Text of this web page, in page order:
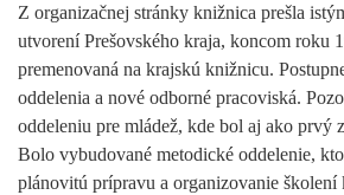
Z organizačnej stránky knižnica prešla
utvorení Prešovského kraja, koncom roku
premenovaná na krajskú knižnicu.
oddelenia a nové odborné pracoviská.
oddeleniu pre mládež, kde bol aj ako prvý
Bolo vybudované metodické oddelenie,
plánovitú prípravu a organizovanie